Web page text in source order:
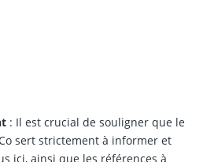
: Il est crucial de souligner que le
sert strictement à informer et
ici, ainsi que les références à